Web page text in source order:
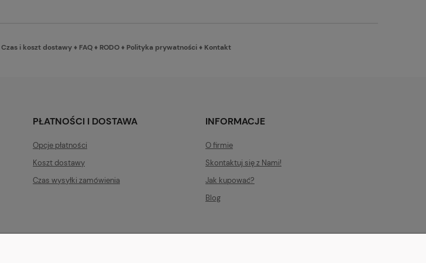
Czas i koszt dostawy♦ FAQ♦ RODO♦ Polityka prywatności♦ Kontakt
PŁATNOŚCI I DOSTAWA
Opcje płatności
Koszt dostawy
Czas wysyłki zamówienia
INFORMACJE
O firmie
Skontaktuj się z Nami!
Jak kupować?
Blog